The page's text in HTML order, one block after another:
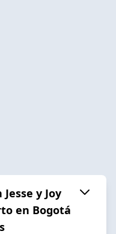
y Joy
en Bogotá